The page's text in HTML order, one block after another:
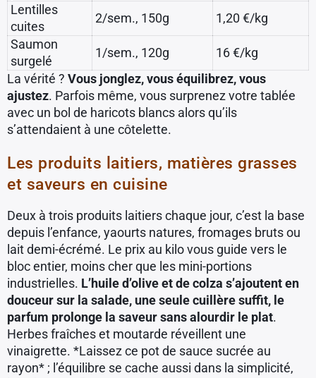
Lentilles
cuites
2/sem., 150g
1,20 €/kg
Saumon
surgelé
1/sem., 120g
16 €/kg
La vérité ? Vous jonglez, vous équilibrez, vous
ajustez. Parfois même, vous surprenez votre tablée
avec un bol de haricots blancs alors qu’ils
s’attendaient à une côtelette.
Les produits laitiers, matières grasses
et saveurs en cuisine
Deux à trois produits laitiers chaque jour, c’est la base
depuis l’enfance, yaourts natures, fromages bruts ou
lait demi-écrémé. Le prix au kilo vous guide vers le
bloc entier, moins cher que les mini-portions
industrielles. L’huile d’olive et de colza s’ajoutent en
douceur sur la salade, une seule cuillère suffit, le
parfum prolonge la saveur sans alourdir le plat.
Herbes fraîches et moutarde réveillent une
vinaigrette. *Laissez ce pot de sauce sucrée au
rayon* ; l’équilibre se cache aussi dans la simplicité,